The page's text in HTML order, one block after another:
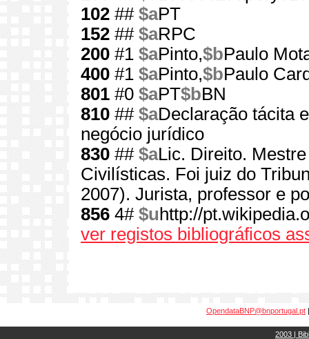
102 ## $aPT
152 ## $aRPC
200 #1 $aPinto,$bPaulo
400 #1 $aPinto,$bPaulo
801 #0 $aPT$bBN
810 ## $aDeclaração tácita
negócio jurídico
830 ## $aLic. Direito.
Civilísticas. Foi juiz do
2007). Jurista, professor e
856 4# $u http://
ver registos bibliográficos
OpendataBNP@bnportugal.pt
2003 |